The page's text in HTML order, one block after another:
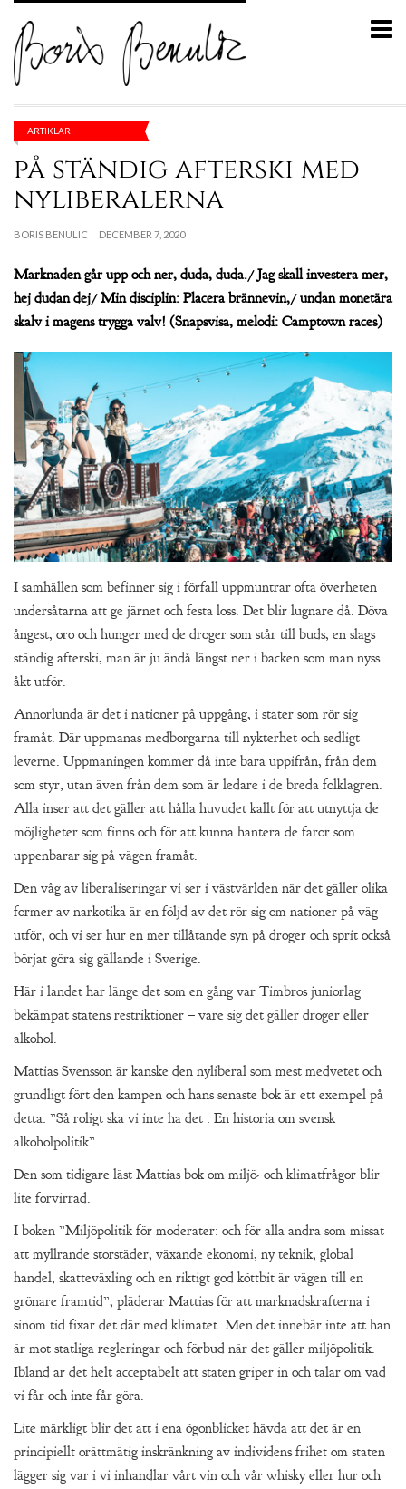
ARTIKLAR
på ständig afterski med
nyliberalerna
BORIS BENULIC DECEMBER 7, 2020
Marknaden går upp och ner, duda, duda./ Jag skall investera mer,
hej dudan dej/ Min disciplin: Placera brännevin,/ undan monetära
skalv i magens trygga valv! (Snapsvisa, melodi: Camptown races)
I samhällen som befinner sig i förfall uppmuntrar ofta överheten
undersåtarna att ge järnet och festa loss. Det blir lugnare då. Döva
ångest, oro och hunger med de droger som står till buds, en slags
ständig afterski, man är ju ändå längst ner i backen som man nyss
åkt utför.
Annorlunda är det i nationer på uppgång, i stater som rör sig
framåt. Där uppmanas medborgarna till nykterhet och sedligt
leverne. Uppmaningen kommer då inte bara uppifrån, från dem
som styr, utan även från dem som är ledare i de breda folklagren.
Alla inser att det gäller att hålla huvudet kallt för att utnyttja de
möjligheter som finns och för att kunna hantera de faror som
uppenbarar sig på vägen framåt.
Den våg av liberaliseringar vi ser i västvärlden när det gäller olika
former av narkotika är en följd av det rör sig om nationer på väg
utför, och vi ser hur en mer tillåtande syn på droger och sprit också
börjat göra sig gällande i Sverige.
Här i landet har länge det som en gång var Timbros juniorlag
bekämpat statens restriktioner – vare sig det gäller droger eller
alkohol.
Mattias Svensson är kanske den nyliberal som mest medvetet och
grundligt fört den kampen och hans senaste bok är ett exempel på
detta: ”Så roligt ska vi inte ha det : En historia om svensk
alkoholpolitik”.
Den som tidigare läst Mattias bok om miljö- och klimatfrågor blir
lite förvirrad.
I boken ”Miljöpolitik för moderater: och för alla andra som missat
att myllrande storstäder, växande ekonomi, ny teknik, global
handel, skatteväxling och en riktigt god köttbit är vägen till en
grönare framtid”, pläderar Mattias för att marknadskrafterna i
sinom tid fixar det där med klimatet. Men det innebär inte att han
är mot statliga regleringar och förbud när det gäller miljöpolitik.
Ibland är det helt acceptabelt att staten griper in och talar om vad
vi får och inte får göra.
Lite märkligt blir det att i ena ögonblicket hävda att det är en
principiellt orättmätig inskränkning av individens frihet om staten
lägger sig var i vi inhandlar vårt vin och vår whisky eller hur och